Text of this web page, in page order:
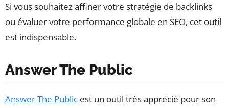
Si vous souhaitez affiner votre stratégie de backlinks
ou évaluer votre performance globale en SEO, cet outil
est indispensable.
Answer The Public
Answer The Public est un outil très apprécié pour son